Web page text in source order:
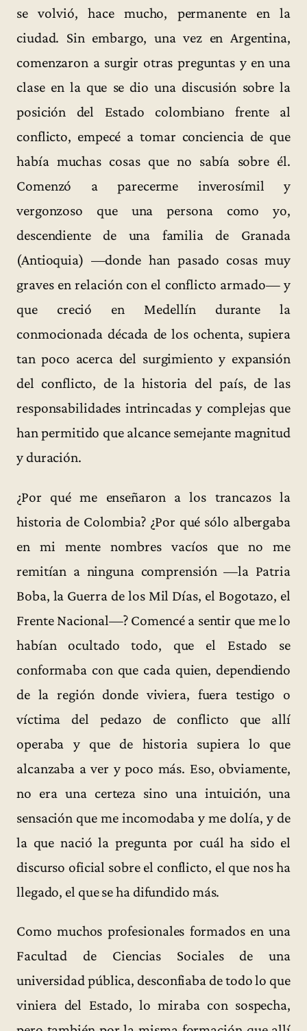
se volvió, hace mucho, permanente en la
ciudad. Sin embargo, una vez en Argentina,
comenzaron a surgir otras preguntas y en una
clase en la que se dio una discusión sobre la
posición del Estado colombiano frente al
conflicto, empecé a tomar conciencia de que
había muchas cosas que no sabía sobre él.
Comenzó a parecerme inverosímil y
vergonzoso que una persona como yo,
descendiente de una familia de Granada
(Antioquia) —donde han pasado cosas muy
graves en relación con el conflicto armado— y
que creció en Medellín durante la
conmocionada década de los ochenta, supiera
tan poco acerca del surgimiento y expansión
del conflicto, de la historia del país, de las
responsabilidades intrincadas y complejas que
han permitido que alcance semejante magnitud
y duración.
¿Por qué me enseñaron a los trancazos la
historia de Colombia? ¿Por qué sólo albergaba
en mi mente nombres vacíos que no me
remitían a ninguna comprensión —la Patria
Boba, la Guerra de los Mil Días, el Bogotazo, el
Frente Nacional—? Comencé a sentir que me lo
habían ocultado todo, que el Estado se
conformaba con que cada quien, dependiendo
de la región donde viviera, fuera testigo o
víctima del pedazo de conflicto que allí
operaba y que de historia supiera lo que
alcanzaba a ver y poco más. Eso, obviamente,
no era una certeza sino una intuición, una
sensación que me incomodaba y me dolía, y de
la que nació la pregunta por cuál ha sido el
discurso oficial sobre el conflicto, el que nos ha
llegado, el que se ha difundido más.
Como muchos profesionales formados en una
Facultad de Ciencias Sociales de una
universidad pública, desconfiaba de todo lo que
viniera del Estado, lo miraba con sospecha,